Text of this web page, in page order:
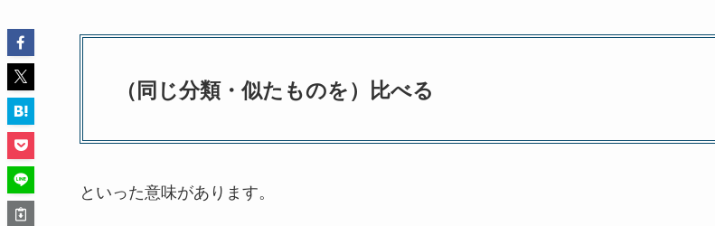
（同じ分類・似たものを）比べる
といった意味があります。